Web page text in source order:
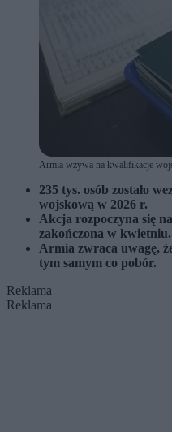
Armia wzywa na kwalifikacje
235 tys. osób zostało
wojskową w 2026 r.
Akcja rozpoczyna się
zakończona w kwietniu.
Armia zwraca uwagę,
tym samym co pobór.
Reklama
Reklama